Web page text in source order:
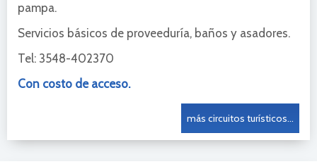
pampa.
Servicios básicos de proveeduría, baños y asadores.
Tel: 3548-402370
Con costo de acceso.
más circuitos turísticos...